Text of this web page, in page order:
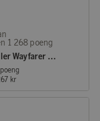
1 268 poeng
Solbriller Wayfarer Original Tortoise
kr